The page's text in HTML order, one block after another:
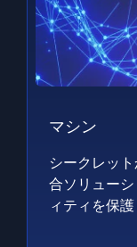
マシン
シークレッ
合ソリュー
ィティを保護